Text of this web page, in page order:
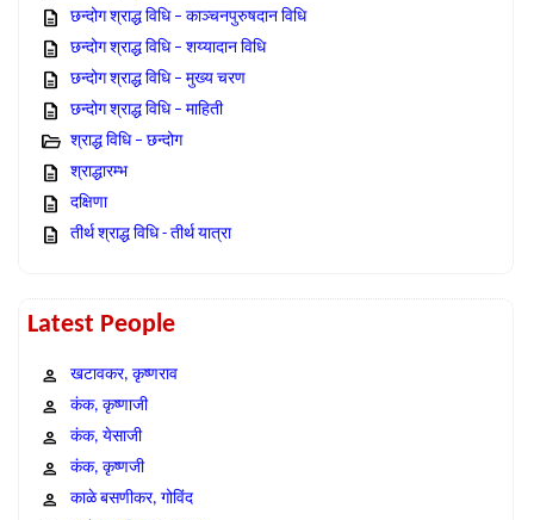
छन्दोग श्राद्ध विधि – काञ्चनपुरुषदान विधि
छन्दोग श्राद्ध विधि – शय्यादान विधि
छन्दोग श्राद्ध विधि – मुख्य चरण
छन्दोग श्राद्ध विधि – माहिती
श्राद्ध विधि – छन्दोग
श्राद्धारम्भ
दक्षिणा
तीर्थ श्राद्ध विधि - तीर्थ यात्रा
Latest People
खटावकर, कृष्णराव
कंक, कृष्णाजी
कंक, येसाजी
कंक, कृष्णजी
काळे बसणीकर, गोविंद